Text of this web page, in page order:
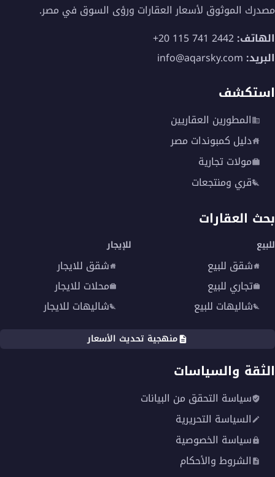
مصدرك الموثوق لأسعار العقارات ورؤى السوق في مصر.
الهاتف:+20 115 741 2442
البريد: info@aqarsky.com
استكشف
المطورين العقاريين
دليل كمبوندات مصر
مولات تجارية
قري ومنتجعات
بحث العقارات
للبيع
شقق للبيع
تجاري للبيع
شاليهات للبيع
للإيجار
شقق للايجار
محلات للايجار
شاليهات للايجار
منهجية تحديث الأسعار
الثقة والسياسات
سياسة التحقق من البيانات
السياسة التحريرية
سياسة الخصوصية
الشروط والأحكام